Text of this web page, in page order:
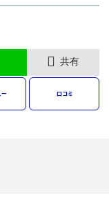
共有
ー 口コミ